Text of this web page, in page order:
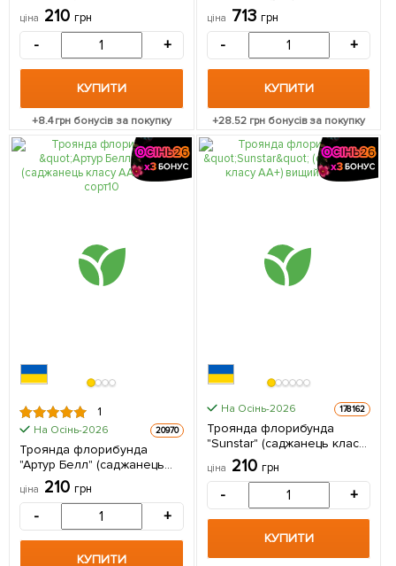
АА+) вищий сорт 1
саджанець в упаковці
ціна 210 грн
- +
КУПИТИ
+8.4грн бонусів за покупку
саджанець у горщику,
висота 20-30см) з
Нідерландів 1 саджанець в
упаковці
ціна 713 грн
- +
КУПИТИ
+28.52грн бонусів за покупку
1
На Осінь-2026 20970
Троянда флорибунда
"Артур Белл" (саджанець
класу АА +) вищий сорт 1 шт
в упаковці
ціна 210 грн
- +
КУПИТИ
На Осінь-2026 178162
Троянда флорибунда
"Sunstar" (саджанець класу
АА+) вищий сорт 1
саджанець в упаковці
ціна 210 грн
- +
КУПИТИ